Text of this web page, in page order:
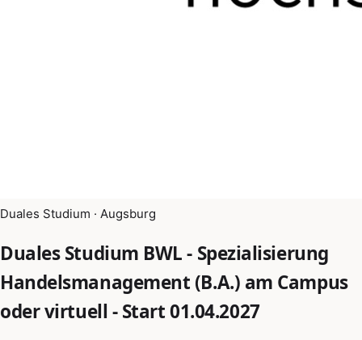
Duales Studium · Augsburg
Duales Studium BWL - Spezialisierung
Handelsmanagement (B.A.) am Campus
oder virtuell - Start 01.04.2027